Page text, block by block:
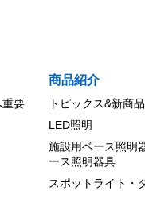
重要
商品紹介
トピックス&新商
LED照明
施設用ベース照明
ース照明器具
スポットライト・